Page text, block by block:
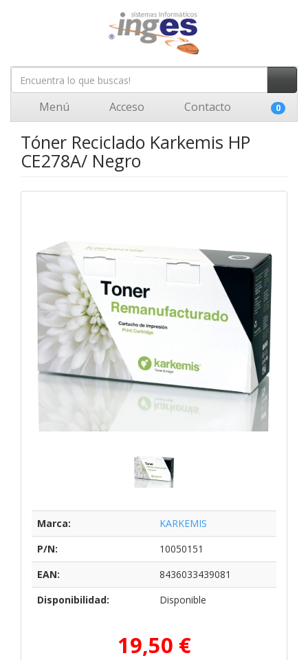
Menú Acceso Contacto 0
Tóner Reciclado Karkemis HP
CE278A/ Negro
Marca:
KARKEMIS
P/N:
10050151
EAN:
8436033439081
Disponibilidad:
Disponible
19,50 €